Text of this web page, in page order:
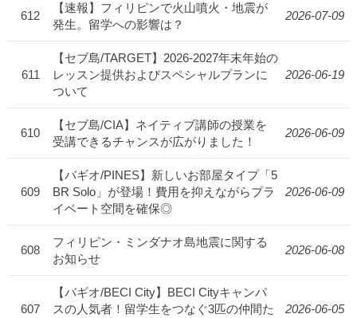
612
【速報】フィリピンで火山噴火・地震が
発生。留学への影響は？
2026-07-09
611
【セブ島/TARGET】2026-2027年末年始の
レッスン提供およびスペシャルプランに
ついて
2026-06-19
610
【セブ島/CIA】ネイティブ講師の授業を
受講できるチャンスが広がりました！
2026-06-09
609
【バギオ/PINES】新しいお部屋タイプ「5
BR Solo」が登場！費用を抑えながらプラ
イベート空間を確保◎
2026-06-09
608
フィリピン・ミンダナオ島地震に関する
お知らせ
2026-06-08
607
【バギオ/BECI City】BECI Cityキャンパ
スの人気者！留学生をつなぐ3匹の仲間た
2026-06-05